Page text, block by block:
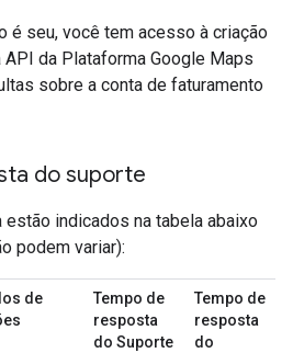
é seu, você tem acesso à criação
da Plataforma Google Maps
sobre a conta de faturamento
do suporte
indicados na tabela abaixo
podem variar):
de
Tempo de
resposta
do Suporte
Tempo de
resposta
do